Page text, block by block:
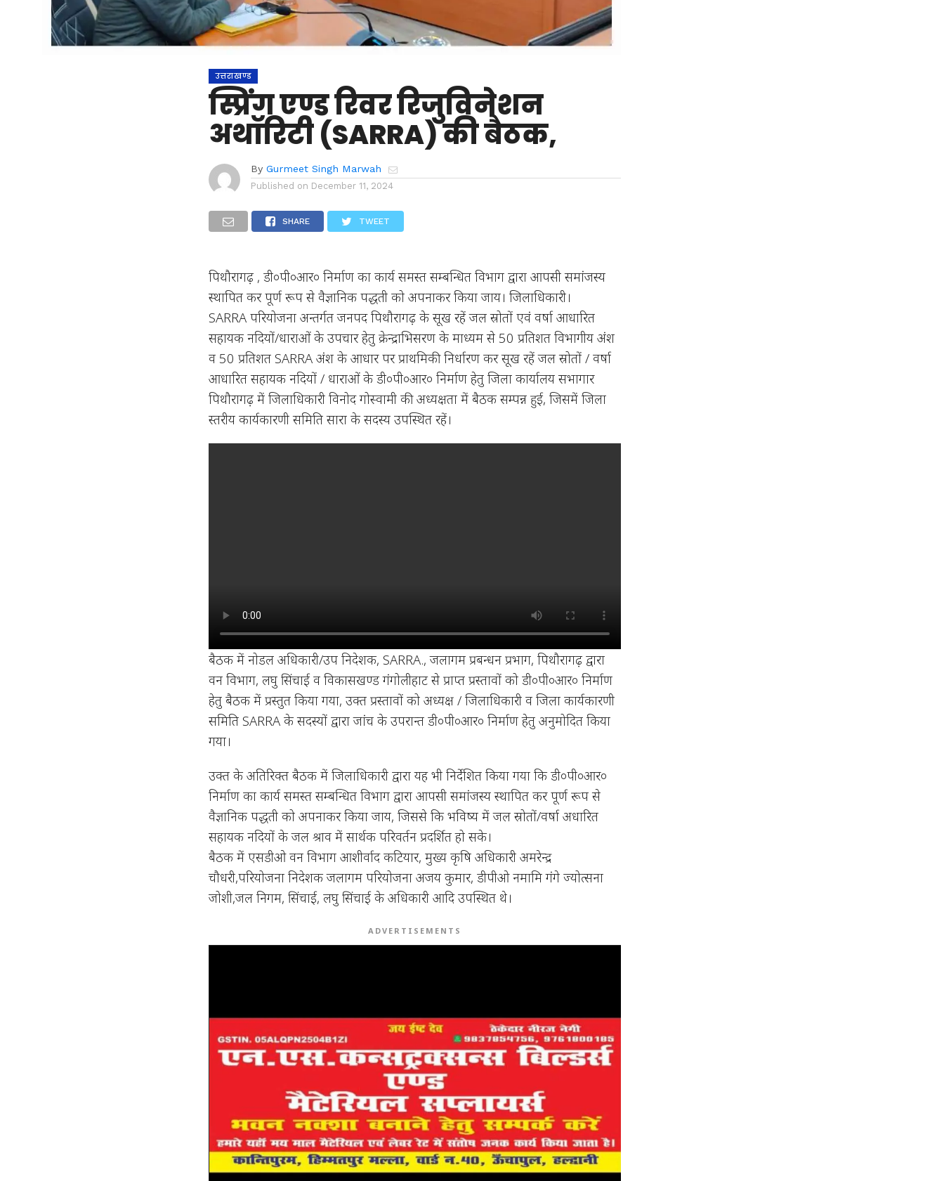
उत्तराखण्ड
स्प्रिंग एण्ड रिवर रिजुविनेशन
अथॉरिटी (SARRA) की बैठक,
By Gurmeet Singh Marwah
Published on December 11, 2024
SHARE TWEET
पिथौरागढ़ , डी०पी०आर० निर्माण का कार्य समस्त सम्बन्धित विभाग द्वारा आपसी समांजस्य
स्थापित कर पूर्ण रूप से वैज्ञानिक पद्धती को अपनाकर किया जाय। जिलाधिकारी।
SARRA परियोजना अन्तर्गत जनपद पिथौरागढ़ के सूख रहें जल स्रोतों एवं वर्षा आधारित
सहायक नदियों/धाराओं के उपचार हेतु क्रेन्द्राभिसरण के माध्यम से 50 प्रतिशत विभागीय अंश
व 50 प्रतिशत SARRA अंश के आधार पर प्राथमिकी निर्धारण कर सूख रहें जल स्रोतों / वर्षा
आधारित सहायक नदियों / धाराओं के डी०पी०आर० निर्माण हेतु जिला कार्यालय सभागार
पिथौरागढ़ में जिलाधिकारी विनोद गोस्वामी की अध्यक्षता में बैठक सम्पन्न हुई, जिसमें जिला
स्तरीय कार्यकारणी समिति सारा के सदस्य उपस्थित रहें।
बैठक में नोडल अधिकारी/उप निदेशक, SARRA., जलागम प्रबन्धन प्रभाग, पिथौरागढ़ द्वारा
वन विभाग, लघु सिंचाई व विकासखण्ड गंगोलीहाट से प्राप्त प्रस्तावों को डी०पी०आर० निर्माण
हेतु बैठक में प्रस्तुत किया गया, उक्त प्रस्तावों को अध्यक्ष / जिलाधिकारी व जिला कार्यकारणी
समिति SARRA के सदस्यों द्वारा जांच के उपरान्त डी०पी०आर० निर्माण हेतु अनुमोदित किया
गया।
उक्त के अतिरिक्त बैठक में जिलाधिकारी द्वारा यह भी निर्देशित किया गया कि डी०पी०आर०
निर्माण का कार्य समस्त सम्बन्धित विभाग द्वारा आपसी समांजस्य स्थापित कर पूर्ण रूप से
वैज्ञानिक पद्धती को अपनाकर किया जाय, जिससे कि भविष्य में जल स्रोतों/वर्षा अधारित
सहायक नदियों के जल श्राव में सार्थक परिवर्तन प्रदर्शित हो सके।
बैठक में एसडीओ वन विभाग आशीर्वाद कटियार, मुख्य कृषि अधिकारी अमरेन्द्र
चौधरी,परियोजना निदेशक जलागम परियोजना अजय कुमार, डीपीओ नमामि गंगे ज्योत्सना
जोशी,जल निगम, सिंचाई, लघु सिंचाई के अधिकारी आदि उपस्थित थे।
ADVERTISEMENTS